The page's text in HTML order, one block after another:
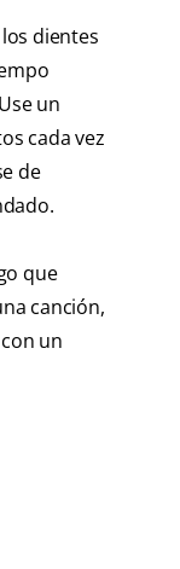
dientes
un
cada vez
de
que
canción,
un